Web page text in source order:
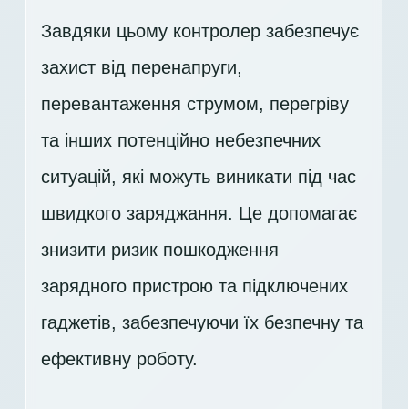
Завдяки цьому контролер забезпечує
захист від перенапруги,
перевантаження струмом, перегріву
та інших потенційно небезпечних
ситуацій, які можуть виникати під час
швидкого заряджання. Це допомагає
знизити ризик пошкодження
зарядного пристрою та підключених
гаджетів, забезпечуючи їх безпечну та
ефективну роботу.